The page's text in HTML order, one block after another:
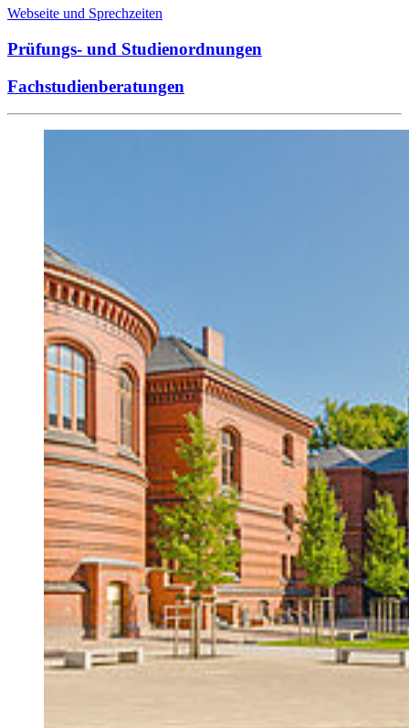
Webseite und Sprechzeiten
Prüfungs- und Studienordnungen
Fachstudienberatungen